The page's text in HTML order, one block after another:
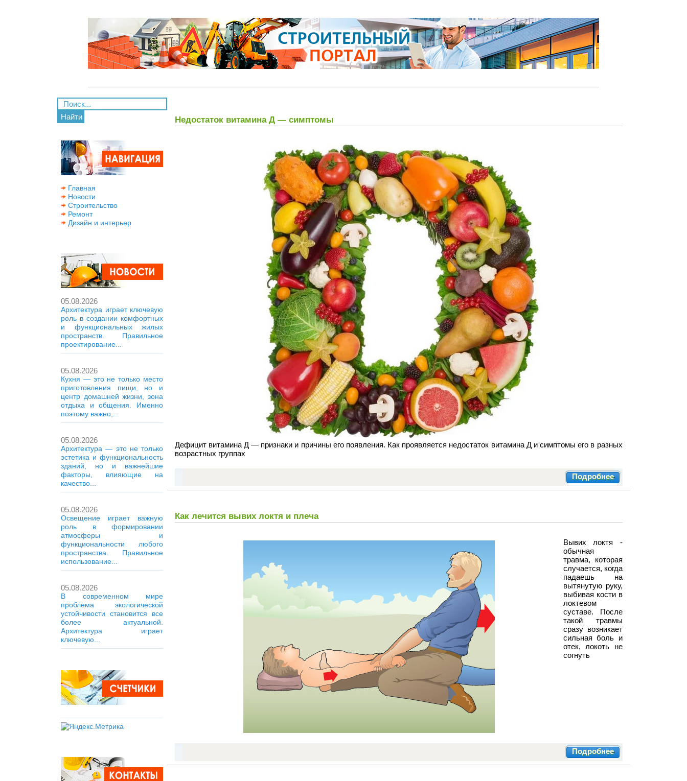
Найти
Главная
Новости
Строительство
Ремонт
Дизайн и интерьер
05.08.2026
Архитектура играет ключевую
роль в создании комфортных
и функциональных жилых
пространств. Правильное
проектирование...
05.08.2026
Кухня — это не только место
приготовления пищи, но и
центр домашней жизни, зона
отдыха и общения. Именно
поэтому важно,...
05.08.2026
Архитектура — это не только
эстетика и функциональность
зданий, но и важнейшие
факторы, влияющие на
качество...
05.08.2026
Освещение играет важную
роль в формировании
атмосферы и
функциональности любого
пространства. Правильное
использование...
05.08.2026
В современном мире
проблема экологической
устойчивости становится все
более актуальной.
Архитектура играет
ключевую...
Недостаток витамина Д — симптомы
Дефицит витамина Д — признаки и причины его появления. Как проявляется недостаток витамина Д и симптомы его в разных
возрастных группах
Подробнее
Как лечится вывих локтя и плеча
Вывих локтя -
обычная
травма, которая
случается, когда
падаешь на
вытянутую руку,
выбивая кости в
локтевом
суставе. После
такой травмы
сразу возникает
сильная боль и
отек, локоть не
согнуть
Подробнее